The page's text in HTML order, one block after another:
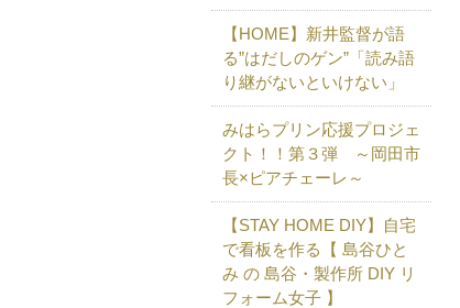
【HOME】新井監督が語
る”はだしのゲン”「読み語
り継がないといけない」
みはらプリン応援プロジェ
クト！！第３弾 ～岡田市
長×ピアチェーレ～
【STAY HOME DIY】自宅
で看板を作る【 島谷ひと
み の 島谷・製作所 DIY リ
フォーム女子 】